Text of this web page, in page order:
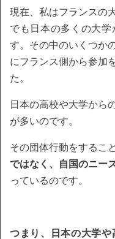
現在、私はフランスの
でも日本の多くの大学
す。その中のいくつか
にフランス側から参加
た。
日本の高校や大学から
が多いのです。
その団体行動をするこ
ではなく、自国のニー
っているのです。
つまり、日本の大学